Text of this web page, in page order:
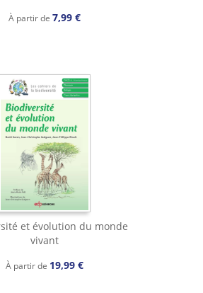
À partir de 7,99 €
et évolution du monde
vivant
À partir de 19,99 €